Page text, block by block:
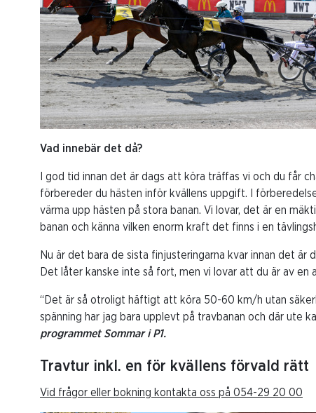
Vad innebär det då?
I god tid innan det är dags att köra träffas vi och du får
förbereder du hästen inför kvällens uppgift. I
värma upp hästen på stora banan. Vi lovar, det är en
banan och känna vilken enorm kraft det finns i en
Nu är det bara de sista finjusteringarna kvar innan det
Det låter kanske inte så fort, men vi lovar att du är av en
“Det är så otroligt häftigt att köra 50-60 km/h utan
spänning har jag bara upplevt på travbanan och där ute
programmet Sommar i P1.
Travtur inkl. en för kvällens förvald rätt
Vid frågor eller bokning kontakta oss på 054-29 20 00